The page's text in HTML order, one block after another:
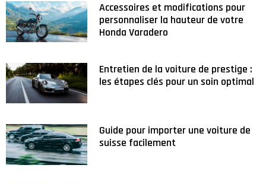
Accessoires et modifications pour
personnaliser la hauteur de votre
Honda Varadero
Entretien de la voiture de prestige :
les étapes clés pour un soin optimal
Guide pour importer une voiture de
suisse facilement